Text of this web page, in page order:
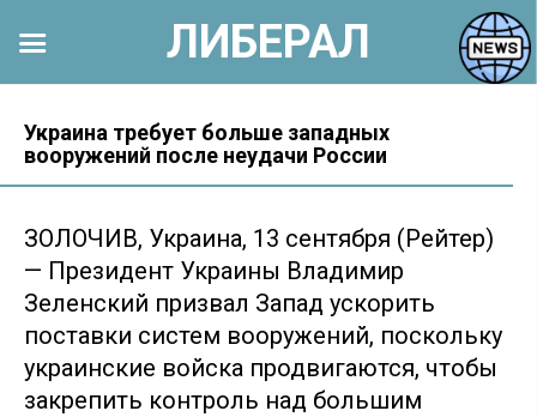
контенту
Украина требует больше западных
вооружений после неудачи России
ЗОЛОЧИВ, Украина, 13 сентября (Рейтер)
— Президент Украины Владимир
Зеленский призвал Запад ускорить
поставки систем вооружений, поскольку
украинские войска продвигаются, чтобы
закрепить контроль над большим
ЛИБЕРАЛ